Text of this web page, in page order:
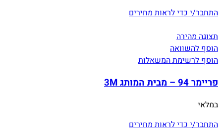
התחבר/י כדי לראות מחירים
תצוגה מהירה
הוסף להשוואה
הוסף לרשימת המשאלות
פריימר 94 – מבית המותג 3M
במלאי
התחבר/י כדי לראות מחירים